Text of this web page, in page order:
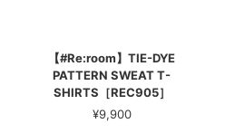
【#Re:room】TIE-DYE
PATTERN SWEAT T-
SHIRTS［REC905］
¥9,900